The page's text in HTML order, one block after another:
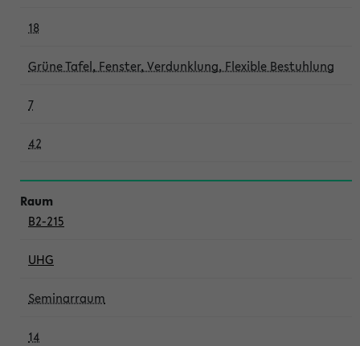
18
Grüne Tafel, Fenster, Verdunklung, Flexible Bestuhlung
7
42
B2-215
UHG
Seminarraum
14